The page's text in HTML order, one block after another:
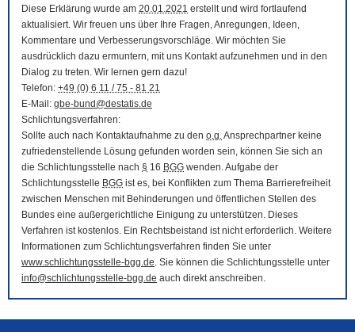
Diese Erklärung wurde am 20.01.2021 erstellt und wird fortlaufend
aktualisiert. Wir freuen uns über Ihre Fragen, Anregungen, Ideen,
Kommentare und Verbesserungsvorschläge. Wir möchten Sie
ausdrücklich dazu ermuntern, mit uns Kontakt aufzunehmen und in den
Dialog zu treten. Wir lernen gern dazu!
Telefon: +49 (0) 6 11 / 75 - 81 21
E-Mail : gbe-bund@destatis.de
Schlichtungsverfahren:
Sollte auch nach Kontaktaufnahme zu den o.g.Ansprechpartner keine
zufriedenstellende Lösung gefunden worden sein, können Sie sich an
die Schlichtungsstelle nach § 16 BGG wenden. Aufgabe der
Schlichtungsstelle BGG ist es, bei Konflikten zum Thema Barrierefreiheit
zwischen Menschen mit Behinderungen und öffentlichen Stellen des
Bundes eine außergerichtliche Einigung zu unterstützen. Dieses
Verfahren ist kostenlos. Ein Rechtsbeistand ist nicht erforderlich. Weitere
Informationen zum Schlichtungsverfahren finden Sie unter
www.schlichtungsstelle-bgg.de. Sie können die Schlichtungsstelle unter
info@schlichtungsstelle-bgg.de auch direkt anschreiben.